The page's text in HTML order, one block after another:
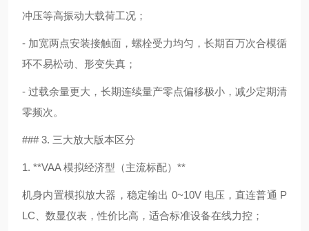
冲压等高振动大载荷工况；
- 加宽两点安装接触面，螺栓受力均匀，长期百万次合模循
环不易松动、形变失真；
- 过载余量更大，长期连续量产零点偏移极小，减少定期清
零频次。
### 3. 三大放大版本区分
1. **VAA 模拟经济型（主流标配）**
机身内置模拟放大器，稳定输出 0~10V 电压，直连普通 P
LC、数显仪表，性价比高，适合标准设备在线力控；